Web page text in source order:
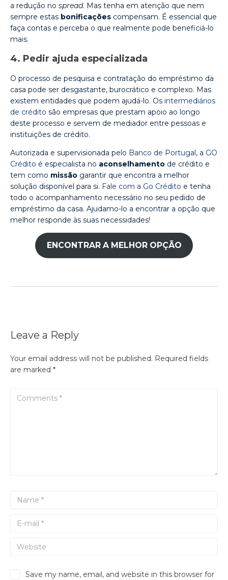
a redução no spread. Mas tenha em atenção que nem
sempre estas bonificações compensam. É essencial que
faça contas e perceba o que realmente pode beneficiá-lo
mais.
4. Pedir ajuda especializada
O processo de pesquisa e contratação do empréstimo da
casa pode ser desgastante, burocrático e complexo. Mas
existem entidades que podem ajudá-lo. Os intermediários
de crédito são empresas que prestam apoio ao longo
deste processo e servem de mediador entre pessoas e
instituições de crédito.
Autorizada e supervisionada pelo Banco de Portugal, a GO
Crédito é especialista no aconselhamento de crédito e
tem como missão garantir que encontra a melhor
solução disponível para si. Fale com a Go Crédito e tenha
todo o acompanhamento necessário no seu pedido de
empréstimo da casa. Ajudamo-lo a encontrar a opção que
melhor responde às suas necessidades!
ENCONTRAR A MELHOR OPÇÃO
Leave a Reply
Your email address will not be published. Required fields
are marked *
Save my name, email, and website in this browser for